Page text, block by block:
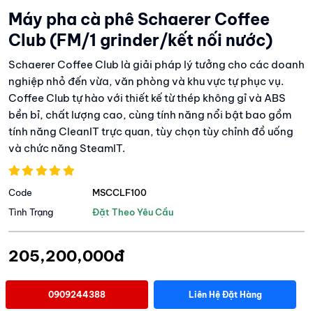
Máy pha cà phê Schaerer Coffee
Club (FM/1 grinder/kết nối nước)
Schaerer Coffee Club là giải pháp lý tưởng cho các doanh
nghiệp nhỏ đến vừa, văn phòng và khu vực tự phục vụ.
Coffee Club tự hào với thiết kế từ thép không gỉ và ABS
bền bỉ, chất lượng cao, cùng tính năng nổi bật bao gồm
tính năng CleanIT trực quan, tùy chọn tùy chỉnh đồ uống
và chức năng SteamIT.
Tình Trạng Đặt Theo Yêu Cầu
Code MSCCLF100
205,200,000đ
0909244388 Liên Hệ Đặt Hàng